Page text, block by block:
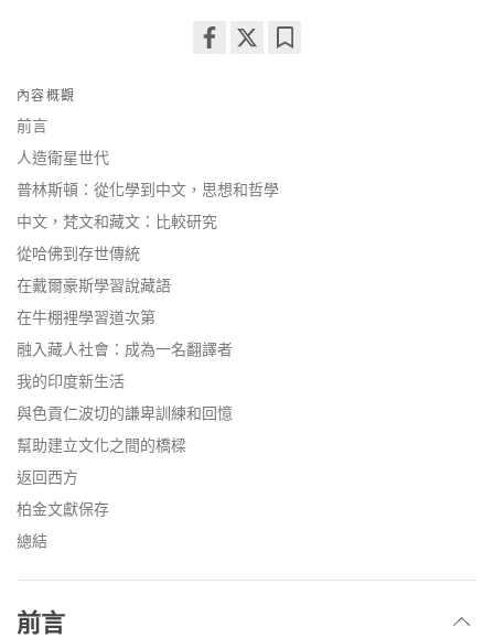
內容概觀
前言
人造衛星世代
普林斯頓：從化學到中文，思想和哲學
中文，梵文和藏文：比較研究
從哈佛到存世傳統
在戴爾豪斯學習說藏語
在牛棚裡學習道次第
融入藏人社會：成為一名翻譯者
我的印度新生活
與色貢仁波切的謙卑訓練和回憶
幫助建立文化之間的橋樑
返回西方
柏金文獻保存
總結
前言